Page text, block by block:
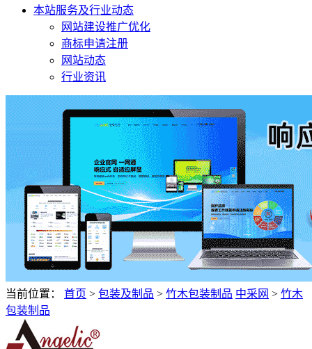
本站服务及行业动态
网站建设推广优化
商标申请注册
网站动态
行业资讯
当前位置： 首页 > 包装及制品 > 竹木包装制品 中采网 > 竹木
包装制品